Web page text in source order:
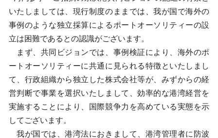
いたしましては、現行制度のままでは、我が国で海外の
事例のような独立採算によるポートオーソリティーの設
立は困難であるとの認識がございます。
まず、共同ビジョンでは、事例検証により、海外のポ
ートオーソリティーに共通に見られる特徴といたしまし
て、行政組織から独立した株式会社等が、みずからの経
営判断で事業を選択いたしまして、効率的な港湾経営を
実施することにより、国際競争力を高めている実態を示
してございます。
我が国では、港湾法におきまして、港湾管理者に防波